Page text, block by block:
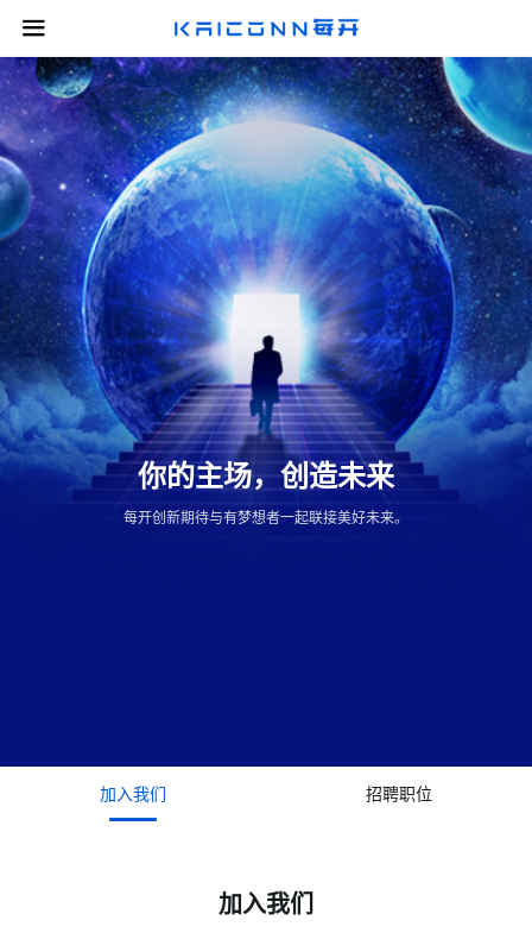
你的主场，创造未来
每开创新期待与有梦想者一起联接美好未来。
加入我们 招聘职位
加入我们